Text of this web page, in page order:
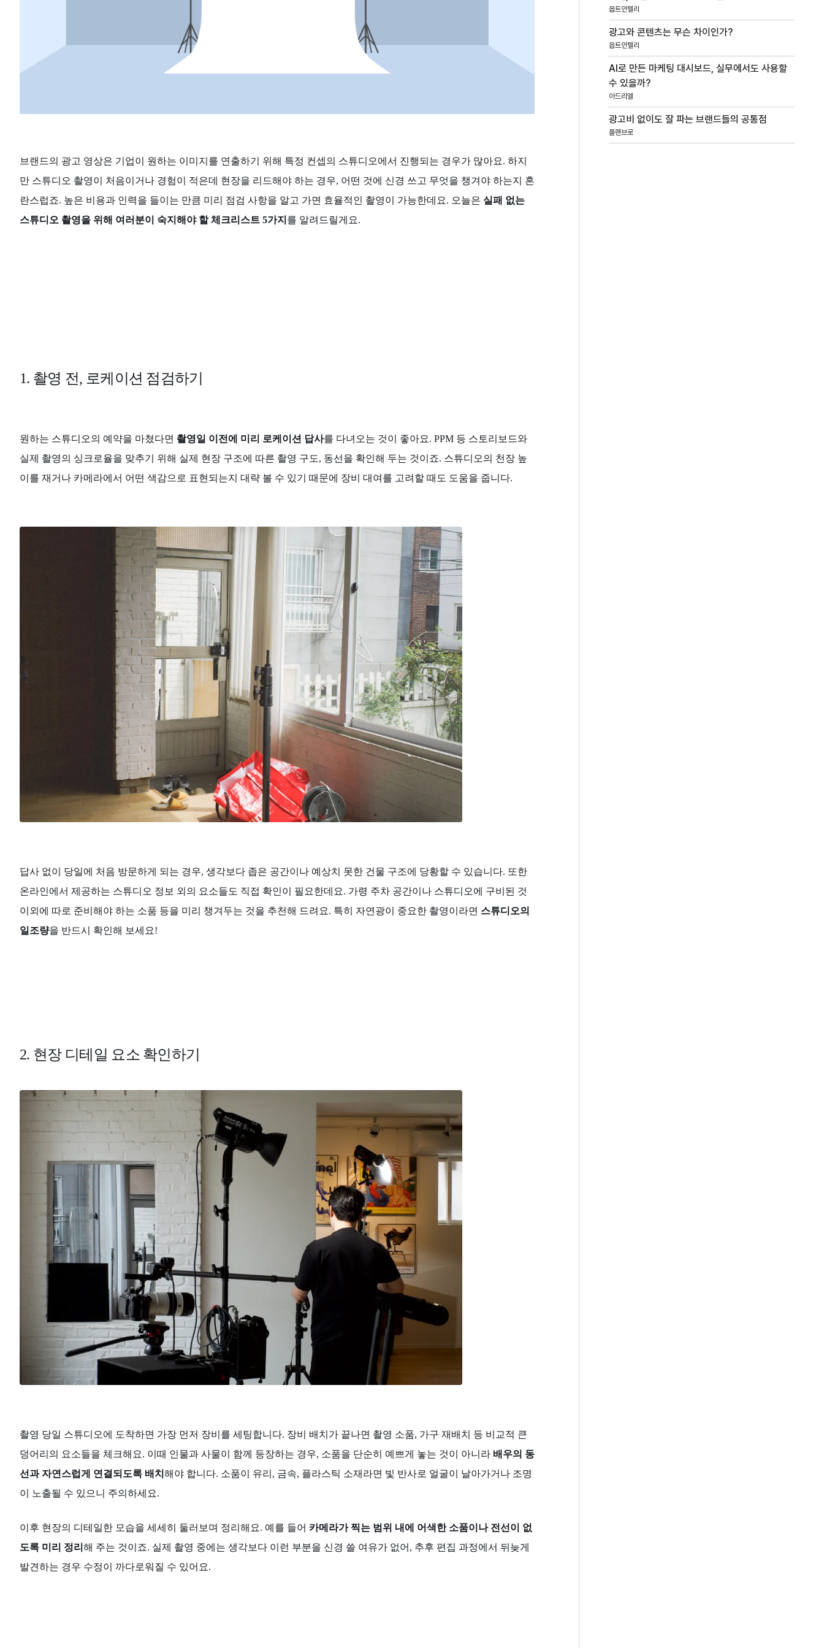
브랜드의 광고 영상은 기업이 원하는 이미지를 연출하기 위해 특정 컨셉의 스튜디오에서 진행되는 경우가 많아요. 하지
만 스튜디오 촬영이 처음이거나 경험이 적은데 현장을 리드해야 하는 경우, 어떤 것에 신경 쓰고 무엇을 챙겨야 하는지 혼
란스럽죠. 높은 비용과 인력을 들이는 만큼 미리 점검 사항을 알고 가면 효율적인 촬영이 가능한데요. 오늘은 실패 없는
스튜디오 촬영을 위해 여러분이 숙지해야 할 체크리스트 5가지 를 알려드릴게요.
1. 촬영 전, 로케이션 점검하기
원하는 스튜디오의 예약을 마쳤다면 촬영일 이전에 미리 로케이션 답사를 다녀오는 것이 좋아요. PPM 등 스토리보드와
실제 촬영의 싱크로율을 맞추기 위해 실제 현장 구조에 따른 촬영 구도, 동선을 확인해 두는 것이죠. 스튜디오의 천장 높
이를 재거나 카메라에서 어떤 색감으로 표현되는지 대략 볼 수 있기 때문에 장비 대여를 고려할 때도 도움을 줍니다.
답사 없이 당일에 처음 방문하게 되는 경우, 생각보다 좁은 공간이나 예상치 못한 건물 구조에 당황할 수 있습니다. 또한
온라인에서 제공하는 스튜디오 정보 외의 요소들도 직접 확인이 필요한데요. 가령 주차 공간이나 스튜디오에 구비된 것
이외에 따로 준비해야 하는 소품 등을 미리 챙겨두는 것을 추천해 드려요. 특히 자연광이 중요한 촬영이라면 스튜디오의
일조량을 반드시 확인해 보세요!
2. 현장 디테일 요소 확인하기
촬영 당일 스튜디오에 도착하면 가장 먼저 장비를 세팅합니다. 장비 배치가 끝나면 촬영 소품, 가구 재배치 등 비교적 큰
덩어리의 요소들을 체크해요. 이때 인물과 사물이 함께 등장하는 경우, 소품을 단순히 예쁘게 놓는 것이 아니라 배우의 동
선과 자연스럽게 연결되도록 배치 해야 합니다. 소품이 유리, 금속, 플라스틱 소재라면 빛 반사로 얼굴이 날아가거나 조명
이 노출될 수 있으니 주의하세요.
이후 현장의 디테일한 모습을 세세히 둘러보며 정리해요. 예를 들어 카메라가 찍는 범위 내에 어색한 소품이나 전선이 없
도록 미리 정리 해 주는 것이죠. 실제 촬영 중에는 생각보다 이런 부분을 신경 쓸 여유가 없어, 추후 편집 과정에서 뒤늦게
발견하는 경우 수정이 까다로워질 수 있어요.
옵트인텔리
광고와 콘텐츠는 무슨 차이인가?
옵트인텔리
AI로 만든 마케팅 대시보드, 실무에서도 사용할
수 있을까?
아드리엘
광고비 없이도 잘 파는 브랜드들의 공통점
플랜브로